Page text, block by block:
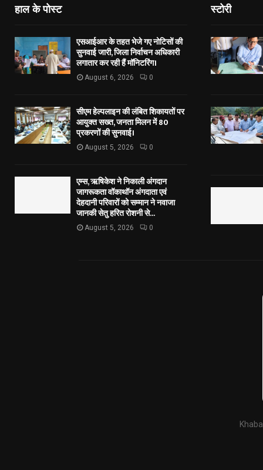
हाल के पोस्ट
एसआईआर के तहत भेजे गए नोटिसों की
सुनवाई जारी, जिला निर्वाचन अधिकारी
लगातार कर रही हैं मॉनिटरिंग।
August 6, 2026 0
सीएम हेल्पलाइन की लंबित शिकायतों पर
आयुक्त सख्त, जनता मिलन में 80
प्रकरणों की सुनवाई।
August 5, 2026 0
एम्स, ऋषिकेश ने निकाली अंगदान
जागरूकता वॉकाथॉन अंगदाता एवं
देहदानी परिवारों को सम्मान ने नवाजा
जानकी सेतु हरित रोशनी से...
August 5, 2026 0
स्टोरी